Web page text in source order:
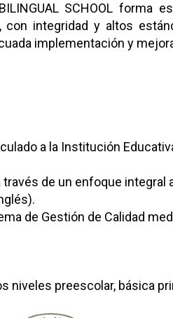
SCHOOL
con integridad y altos
implementación y
a la Institución
de un enfoque
de Gestión de Calidad
niveles preescolar, básica